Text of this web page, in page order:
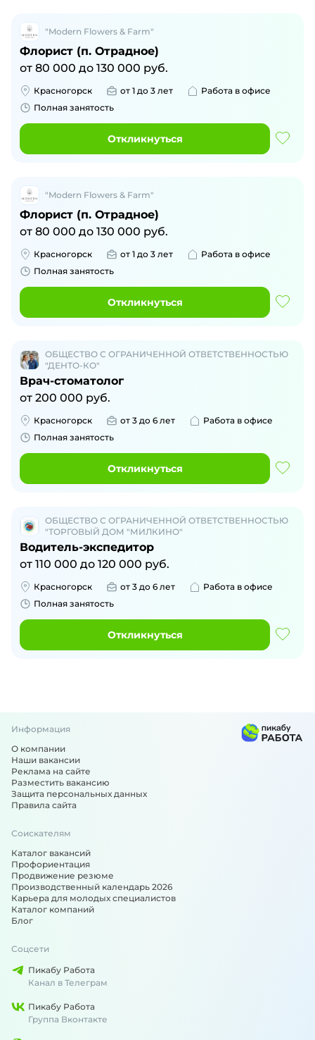
"Modern Flowers & Farm"
Флорист (п. Отрадное)
от 80 000 до 130 000 руб.
Красногорск от 1 до 3 лет
Работа в офисе
Полная занятость
Откликнуться
"Modern Flowers & Farm"
Флорист (п. Отрадное)
от 80 000 до 130 000 руб.
Красногорск от 1 до 3 лет
Работа в офисе
Полная занятость
Откликнуться
ОБЩЕСТВО С ОГРАНИЧЕННОЙ ОТВЕТСТВЕННОСТЬЮ
"ДЕНТО-КО"
Врач-стоматолог
от 200 000 руб.
Красногорск от 3 до 6 лет
Работа в офисе
Полная занятость
Откликнуться
ОБЩЕСТВО С ОГРАНИЧЕННОЙ ОТВЕТСТВЕННОСТЬЮ
"ТОРГОВЫЙ ДОМ "МИЛКИНО"
Водитель-экспедитор
от 110 000 до 120 000 руб.
Красногорск от 3 до 6 лет
Работа в офисе
Полная занятость
Откликнуться
Информация
О компании
Наши вакансии
Реклама на сайте
Разместить вакансию
Защита персональных данных
Правила сайта
Соискателям
Каталог вакансий
Профориентация
Продвижение резюме
Производственный календарь 2026
Карьера для молодых специалистов
Каталог компаний
Блог
Соцсети
Пикабу Работа
Канал в Телеграм
Пикабу Работа
Группа Вконтакте